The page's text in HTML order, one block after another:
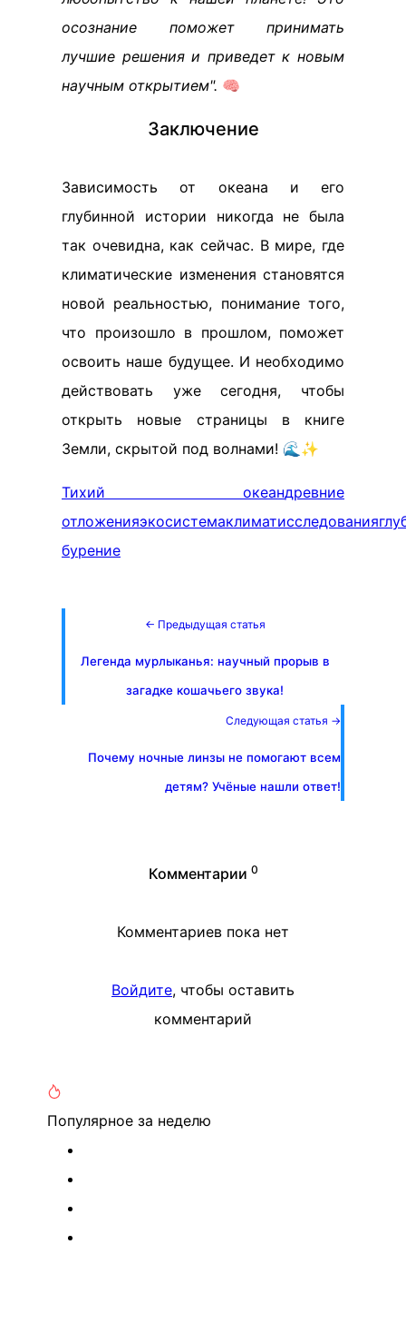
осознание поможет принимать
лучшие решения и приведет к новым
научным открытием". 🧠
Заключение
Зависимость от океана и его
глубинной истории никогда не была
так очевидна, как сейчас. В мире, где
климатические изменения становятся
новой реальностью, понимание того,
что произошло в прошлом, поможет
освоить наше будущее. И необходимо
действовать уже сегодня, чтобы
открыть новые страницы в книге
Земли, скрытой под волнами! 🌊✨
Тихий океандревние
отложенияэкосистемаклиматисследования
бурение
← Предыдущая статья
Легенда мурлыканья: научный прорыв в
загадке кошачьего звука!
Следующая статья →
Почему ночные линзы не помогают всем
детям? Учёные нашли ответ!
Комментарии 0
Комментариев пока нет
Войдите, чтобы оставить
комментарий
Популярное за неделю